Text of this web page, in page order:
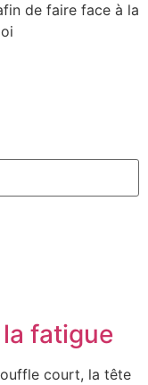
de faire face à la
fatigue
court, la tête